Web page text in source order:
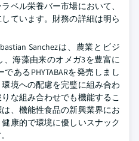
ベル栄養バー市場において、
ています。財務の詳細は明ら
Sanchezは、農業とビジ
海藻由来のオメガ3を豊富に
あるPHYTABARを発売しまし
境への配慮を完璧に組み合わ
な組み合わせでも機能するこ
、機能性食品の新興業界にお
康的で環境に優しいスナック